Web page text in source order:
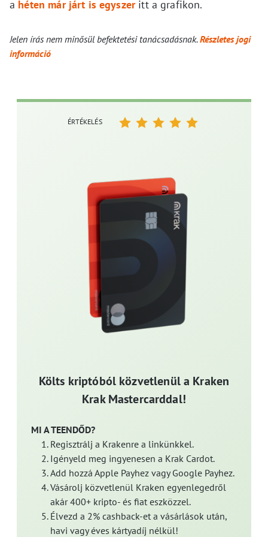
a héten már járt is egyszeritt a grafikon.
Jelen írás nem minősül befektetési tanácsadásnak.Részletes jogi
információ
Költs kriptóból közvetlenül a Kraken
Krak Mastercarddal!
MI A TEENDŐD?
Regisztrálj a Krakenre a linkünkkel.
Igényeld meg ingyenesen a Krak Cardot.
Add hozzá Apple Payhez vagy Google Payhez.
Vásárolj közvetlenül Kraken egyenlegedről
akár 400+ kripto- és fiat eszközzel.
Élvezd a 2% cashback-et a vásárlások után,
havi vagy éves kártyadíj nélkül!
ÉRTÉKELÉS